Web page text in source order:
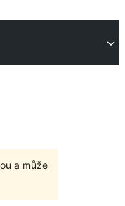
a může